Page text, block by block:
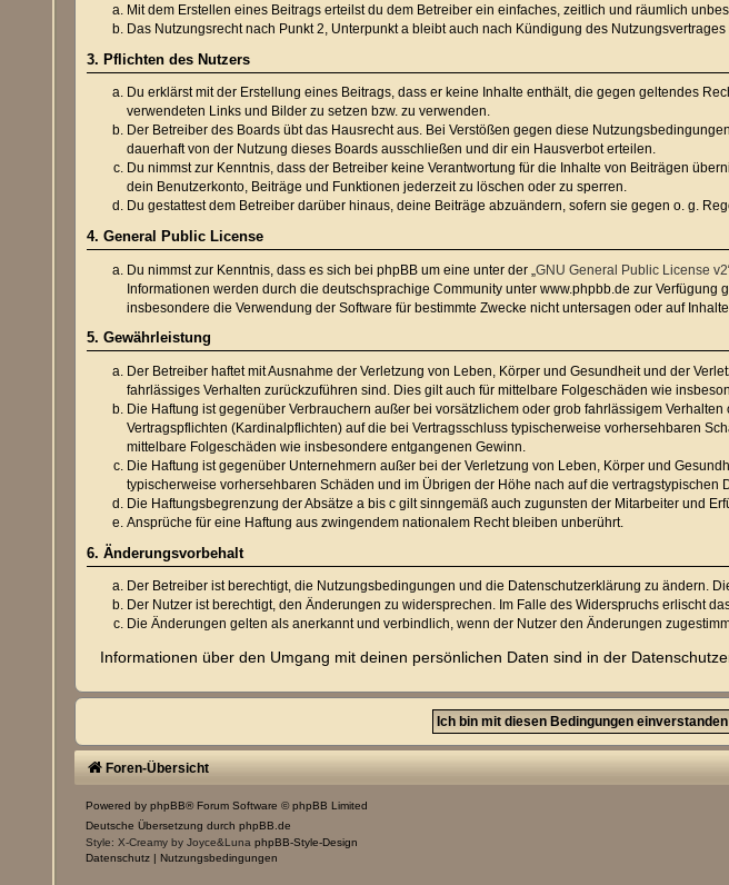
Mit dem Erstellen eines Beitrags erteilst du dem Betreiber ein einfaches, zeitlich und räumlich
Das Nutzungsrecht nach Punkt 2, Unterpunkt a bleibt auch nach Kündigung des
3. Pflichten des Nutzers
Du erklärst mit der Erstellung eines Beitrags, dass er keine Inhalte enthält, die gegen geltendes
verwendeten Links und Bilder zu setzen bzw. zu verwenden.
Der Betreiber des Boards übt das Hausrecht aus. Bei Verstößen gegen diese
dauerhaft von der Nutzung dieses Boards ausschließen und dir ein Hausverbot erteilen.
Du nimmst zur Kenntnis, dass der Betreiber keine Verantwortung für die Inhalte von Beiträgen
dein Benutzerkonto, Beiträge und Funktionen jederzeit zu löschen oder zu sperren.
Du gestattest dem Betreiber darüber hinaus, deine Beiträge abzuändern, sofern sie gegen o. g.
4. General Public License
Du nimmst zur Kenntnis, dass es sich bei phpBB um eine unter der „GNU General Public License v2
Informationen werden durch die deutschsprachige Community unter www.phpbb.de zur
insbesondere die Verwendung der Software für bestimmte Zwecke nicht untersagen oder auf
5. Gewährleistung
Der Betreiber haftet mit Ausnahme der Verletzung von Leben, Körper und Gesundheit und der
fahrlässiges Verhalten zurückzuführen sind. Dies gilt auch für mittelbare Folgeschäden wie
Die Haftung ist gegenüber Verbrauchern außer bei vorsätzlichem oder grob fahrlässigem
Vertragspflichten (Kardinalpflichten) auf die bei Vertragsschluss typischerweise vorhersehbaren
mittelbare Folgeschäden wie insbesondere entgangenen Gewinn.
Die Haftung ist gegenüber Unternehmern außer bei der Verletzung von Leben, Körper und
typischerweise vorhersehbaren Schäden und im Übrigen der Höhe nach auf die
Die Haftungsbegrenzung der Absätze a bis c gilt sinngemäß auch zugunsten der Mitarbeiter und
Ansprüche für eine Haftung aus zwingendem nationalem Recht bleiben unberührt.
6. Änderungsvorbehalt
Der Betreiber ist berechtigt, die Nutzungsbedingungen und die Datenschutzerklärung zu ändern.
Der Nutzer ist berechtigt, den Änderungen zu widersprechen. Im Falle des Widerspruchs erlischt
Die Änderungen gelten als anerkannt und verbindlich, wenn der Nutzer den Änderungen
Informationen über den Umgang mit deinen persönlichen Daten sind in der
Foren-Übersicht
Powered byphpBB® Forum Software © phpBB Limited
Deutsche Übersetzung durchphpBB.de
Style: X-Creamy by Joyce&LunaphpBB-Style-Design
Datenschutz |Nutzungsbedingungen